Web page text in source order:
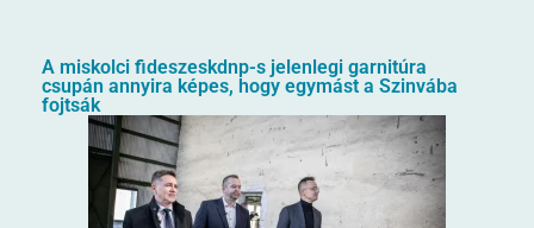
A miskolci fideszeskdnp-s jelenlegi garnitúra
csupán annyira képes, hogy egymást a Szinvába
fojtsák